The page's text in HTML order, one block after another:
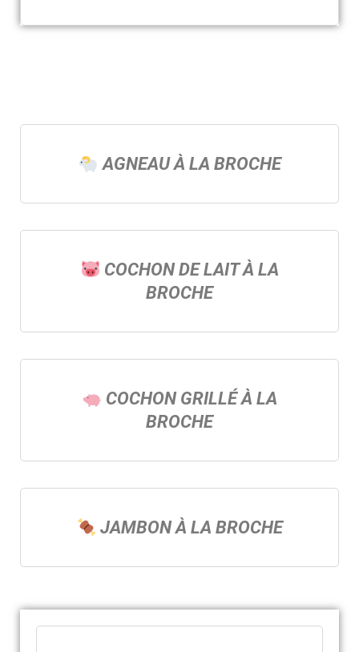
AGNEAU À LA BROCHE
COCHON DE LAIT À LA
BROCHE
COCHON GRILLÉ À LA
BROCHE
JAMBON À LA BROCHE